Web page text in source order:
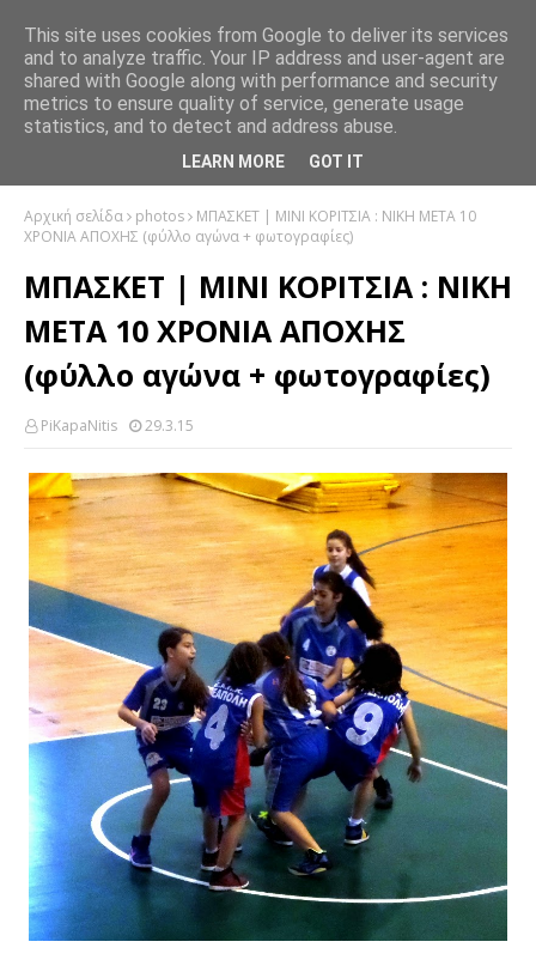
Αρχική σελίδα photos
ΜΠΑΣΚΕΤ | ΜΙΝΙ ΚΟΡΙΤΣΙΑ : ΝΙΚΗ ΜΕΤΑ 10
ΧΡΟΝΙΑ ΑΠΟΧΗΣ (φύλλο αγώνα + φωτογραφίες)
ΜΠΑΣΚΕΤ | ΜΙΝΙ ΚΟΡΙΤΣΙΑ : ΝΙΚΗ
ΜΕΤΑ 10 ΧΡΟΝΙΑ ΑΠΟΧΗΣ
(φύλλο αγώνα + φωτογραφίες)
PiKapaNitis 29.3.15
This site uses cookies from Google to deliver its services
and to analyze traffic. Your IP address and user-agent are
shared with Google along with performance and security
metrics to ensure quality of service, generate usage
statistics, and to detect and address abuse.
LEARN MORE GOT IT